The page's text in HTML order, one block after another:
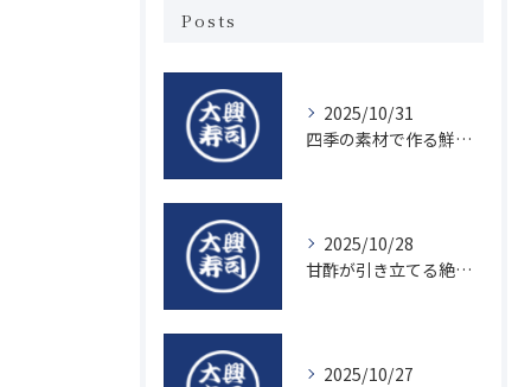
Posts
2025/10/31
四季の素材で作る鮮度抜群の握り寿司の魅力
2025/10/28
甘酢が引き立てる絶品寿司のシャリの秘密
2025/10/27